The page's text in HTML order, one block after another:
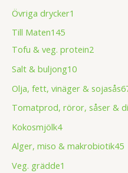
Övriga drycker1
Till Maten145
Tofu & veg. protein2
Salt & buljong10
Olja, fett, vinäger & sojasås
Tomatprod, röror, såser &
Kokosmjölk4
Alger, miso & makrobiotik45
Veg. grädde1